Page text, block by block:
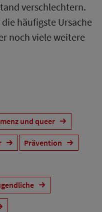
verschlechtern.
häufigste Ursache
noch viele weitere
und queer
Prävention